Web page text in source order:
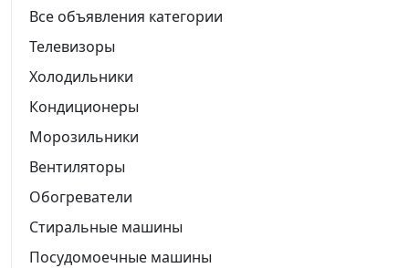
Все объявления категории
Телевизоры
Холодильники
Кондиционеры
Морозильники
Вентиляторы
Обогреватели
Стиральные машины
Посудомоечные машины